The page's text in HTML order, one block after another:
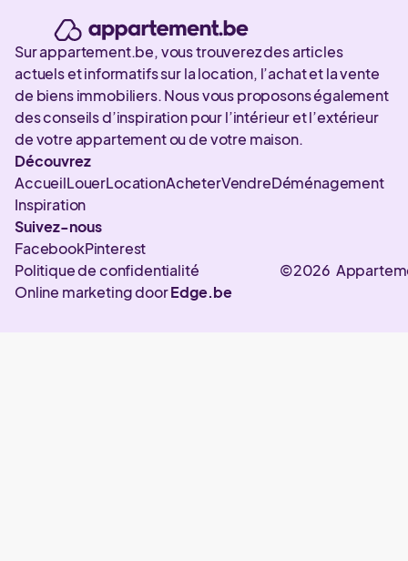
Sur appartement.be, vous trouverez des articles
actuels et informatifs sur la location, l’achat et la vente
de biens immobiliers. Nous vous proposons également
des conseils d’inspiration pour l’intérieur et l’extérieur
de votre appartement ou de votre maison.
Découvrez
AccueilLouerLocationAcheterVendreDéménagement
Inspiration
Suivez-nous
FacebookPinterest
©2026
Politique de confidentialité
Online marketing doorEdge.be